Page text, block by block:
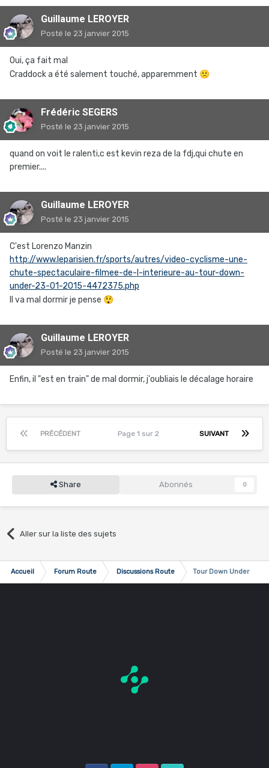
Guillaume LEROYER
Posté le 23 janvier 2015
Oui, ça fait mal
Craddock a été salement touché, apparemment 🙁
Frédéric SEGERS
Posté le 23 janvier 2015
quand on voit le ralenti,c est kevin reza de la fdj,qui chute en
premier....
Guillaume LEROYER
Posté le 23 janvier 2015
C'est Lorenzo Manzin
http://www.leparisien.fr/sports/autres/video-cyclisme-une-
chute-spectaculaire-filmee-de-l-interieure-au-tour-down-
under-23-01-2015-4472375.php
Il va mal dormir je pense 😲
Guillaume LEROYER
Posté le 23 janvier 2015
Enfin, il "est en train" de mal dormir, j'oubliais le décalage horaire
PRÉCÉDENT SUIVANT
Page 1 sur 2
Share Abonnés 0
Aller sur la liste des sujets
Accueil Forum Route Discussions Route Tour Down Under